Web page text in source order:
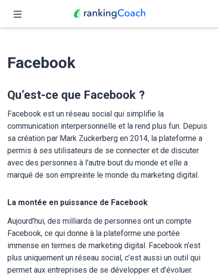
Fonctionnalités
Tarifs
Partenaires
Blog
Français
Facebook
Qu’est-ce que Facebook ?
Facebook est un réseau social qui simplifie la
communication interpersonnelle et la rend plus fun. Depuis
sa création par Mark Zuckerberg en 2014, la plateforme a
permis à ses utilisateurs de se connecter et de discuter
avec des personnes à l'autre bout du monde et elle a
marqué de son empreinte le monde du marketing digital.
La montée en puissance de Facebook
Aujourd’hui, des milliards de personnes ont un compte
Facebook, ce qui donne à la plateforme une portée
immense en termes de marketing digital. Facebook n’est
plus uniquement un réseau social, c’est aussi un outil qui
permet aux entreprises de se développer et d’évoluer.